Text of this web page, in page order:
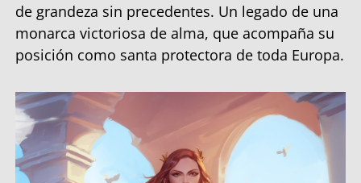
de grandeza sin precedentes. Un legado de una
monarca victoriosa de alma, que acompaña su
posición como santa protectora de toda Europa.